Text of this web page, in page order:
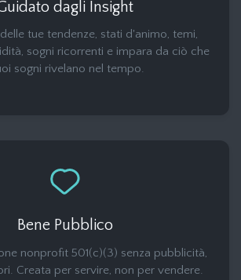
dagli Insight
tue tendenze, stati d'animo, temi,
sogni ricorrenti e impara da ciò che
sogni rivelano nel tempo.
Bene Pubblico
nonprofit 501(c)(3) senza pubblicità,
Creata per servire, non per vendere.